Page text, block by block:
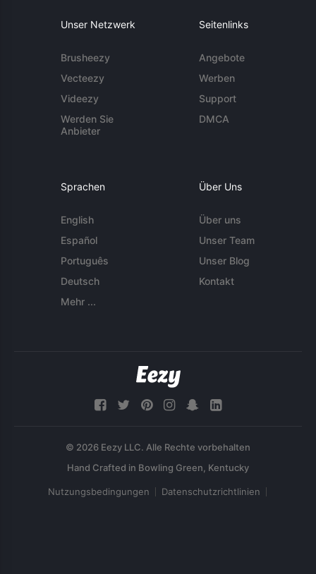
Unser Netzwerk
Brusheezy
Vecteezy
Videezy
Werden Sie
Anbieter
Seitenlinks
Angebote
Werben
Support
DMCA
Sprachen
English
Español
Português
Deutsch
Mehr ...
Über Uns
Über uns
Unser Team
Unser Blog
Kontakt
© 2026 Eezy LLC. Alle Rechte vorbehalten
Nutzungsbedingungen Datenschutzrichtlinien